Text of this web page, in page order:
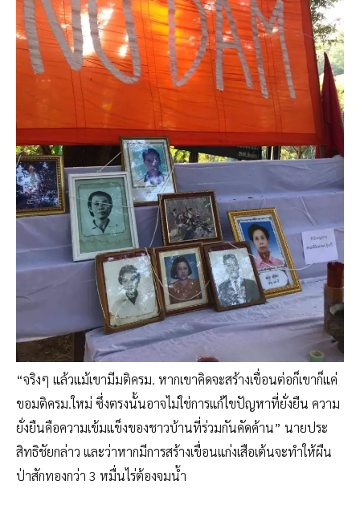
“จริงๆ แล้วแม้เขามีมติครม. หากเขาคิดจะสร้างเขื่อนต่อก็เขาก็แค่
ขอมติครม.ใหม่ ซึ่งตรงนั้นอาจไม่ใช่การแก้ไขปัญหาที่ยั่งยืน ความ
ยั่งยืนคือความเข้มแข็งของชาวบ้านที่ร่วมกันคัดค้าน” นายประ
สิทธิชัยกล่าว และว่าหากมีการสร้างเขื่อนแก่งเสือเต้นจะทำให้ผืน
ป่าสักทองกว่า 3 หมื่นไร่ต้องจมน้ำ